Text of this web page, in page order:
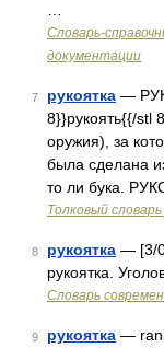
Словарь-
документации
7 рукоятка —
8}}рукоять{{/stl
оружия), за
была сделана
то ли бука.
Толковый
8 рукоятка — [3/
рукоятка.
Cловарь
9 рукоятка —